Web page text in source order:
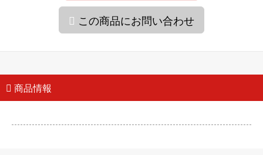
この商品にお問い合わせ
商品情報